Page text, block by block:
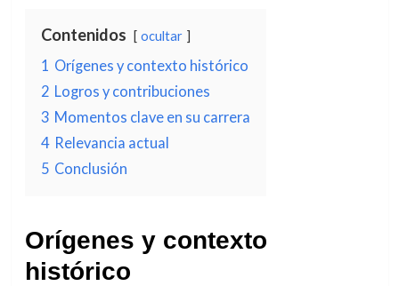
Contenidos ocultar
1 Orígenes y contexto histórico
2 Logros y contribuciones
3 Momentos clave en su carrera
4 Relevancia actual
5 Conclusión
Orígenes y contexto
histórico